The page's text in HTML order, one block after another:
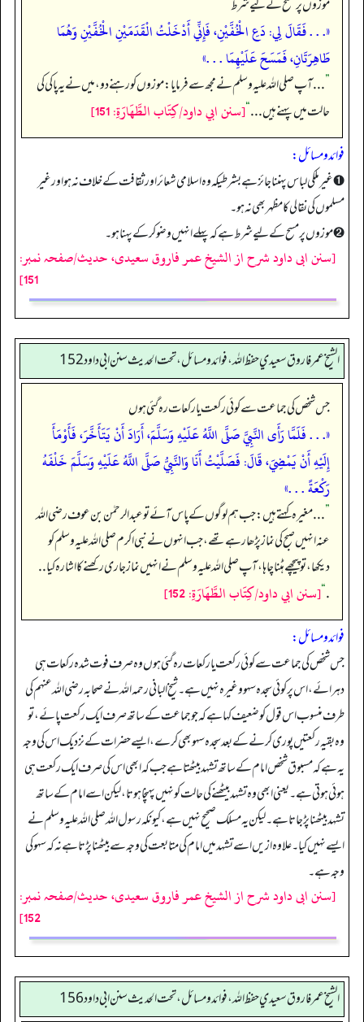
موزوں پر مسح کے لیے شرط
«. . . فَقَالَ لِي: دَعِ الْخُفَّيْنِ، فَإِنِّي أَدْخَلْتُ الْقَدَمَيْنِ الْخُفَّيْنِ وَهُمَا
طَاهِرَتَانِ، فَمَسَحَ عَلَيْهِمَا . . .»
”. . . آپ صلی اللہ علیہ وسلم نے مجھ سے فرمایا: موزوں کو رہنے دو، میں نے یہ پاکی کی
حالت میں پہنے ہیں . . .“[سنن ابي داود/كِتَاب الطَّهَارَةِ: 151]
فوائد و مسائل:
➊ غیر ملکی لباس پہننا جائز ہے بشرطیکہ وہ اسلامی شعائر اور ثقافت کے خلاف نہ ہو اور غیر
مسلموں کی نقالی کا مظہر بھی نہ ہو۔
➋ موزوں پر مسح کے لیے شرط ہے کہ پہلے انہیں وضو کر کے پہنا ہو۔
[سنن ابی داود شرح از الشیخ عمر فاروق سعیدی، حدیث/صفحہ نمبر:
151]
الشيخ عمر فاروق سعيدي حفظ الله، فوائد و مسائل، تحت الحديث سنن ابي داود 152
جس شخص کی جماعت سے کوئی رکعت یا رکعات رہ گئی ہوں
«. . . فَلَمَّا رَأَى النَّبِيَّ صَلَّى اللَّهُ عَلَيْهِ وَسَلَّمَ، أَرَادَ أَنْ يَتَأَخَّرَ، فَأَوْمَأَ
إِلَيْهِ أَنْ يَمْضِيَ، قَالَ: فَصَلَّيْتُ أَنَا وَالنَّبِيُّ صَلَّى اللَّهُ عَلَيْهِ وَسَلَّمَ خَلْفَهُ
رَكْعَةً . . .»
”. . . مغیرہ کہتے ہیں: جب ہم لوگوں کے پاس آئے تو عبدالرحمٰن بن عوف رضی اللہ
عنہ انہیں صبح کی نماز پڑھا رہے تھے، جب انہوں نے نبی اکرم صلی اللہ علیہ وسلم کو
دیکھا، تو پیچھے ہٹنا چاہا، آپ صلی اللہ علیہ وسلم نے انہیں نماز جاری رکھنے کا اشارہ کیا . .
.
“[سنن ابي داود/كِتَاب الطَّهَارَةِ: 152]
فوائد و مسائل:
جس شخص کی جماعت سے کوئی رکعت یا رکعات رہ گئی ہوں وہ صرف فوت شدہ رکعات ہی
دہرائے، اس پر کوئی سجدہ سہو وغیرہ نہیں ہے۔ شیخ البانی رحمہ اللہ نے صحابہ رضی اللہ عنہم کی
طرف منسوب اس قول کو ضعیف کہا ہے کہ جو جماعت کے ساتھ صرف ایک رکعت پائے، تو
وہ بقیہ رکعتیں پوری کرنے کے بعد سجدہ سہو بھی کرے، ایسے حضرات کے نزدیک اس کی وجہ
یہ ہے کہ مسبوق شخص امام کے ساتھ تشہد بیٹھتا ہے جب کہ ابھی اس کی صرف ایک رکعت ہی
ہوئی ہوتی ہے۔ یعنی ابھی وہ تشہد بیٹھنے کی حالت کو نہیں پہنچا ہوتا، لیکن اسے امام کے ساتھ
تشہد بیٹھنا پڑ جاتا ہے۔ لیکن یہ مسلک صحیح نہیں ہے، کیونکہ رسول اللہ صلی اللہ علیہ وسلم نے
ایسے نہیں کیا۔ علاوہ ازیں اسے تشہد میں امام کی متابعت کی وجہ سے بیٹھنا پڑتا ہے نہ کہ سہو کی
وجہ ہے۔
[سنن ابی داود شرح از الشیخ عمر فاروق سعیدی، حدیث/صفحہ نمبر:
152]
الشيخ عمر فاروق سعيدي حفظ الله، فوائد و مسائل، تحت الحديث سنن ابي داود 156